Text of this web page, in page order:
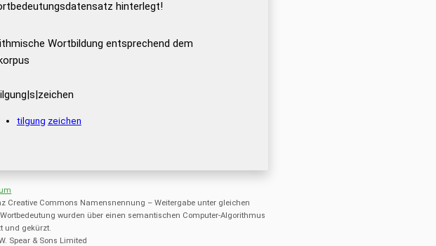
hinterlegt!
Wortbildung entsprechend dem
tilgung zeichen
Creative Commons Namensnennung – Weitergabe unter gleichen
wurden über einen semantischen Computer-Algorithmus
und gekürzt.
Spear & Sons Limited